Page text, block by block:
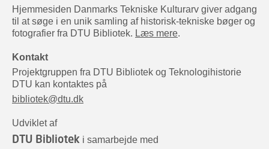
Hjemmesiden Danmarks Tekniske Kulturarv giver adgang
til at søge i en unik samling af historisk-tekniske bøger og
fotografier fra DTU Bibliotek. Læs mere.
Kontakt
Projektgruppen fra DTU Bibliotek og Teknologihistorie
DTU kan kontaktes på
bibliotek@dtu.dk
Udviklet af
DTU Bibliotek i samarbejde med